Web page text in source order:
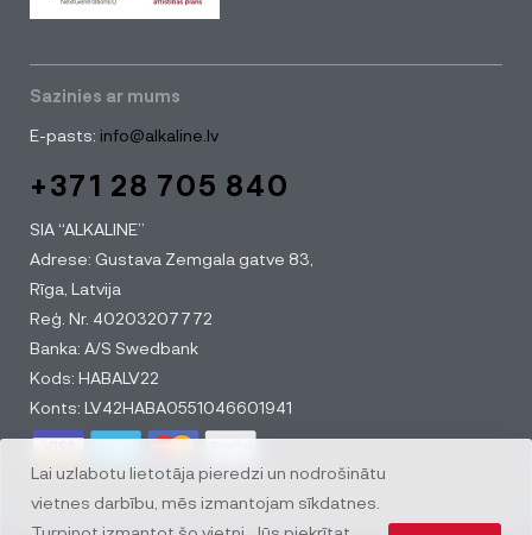
Lai uzlabotu lietotāja pieredzi un nodrošinātu
vietnes darbību, mēs izmantojam sīkdatnes.
Sazinies ar mums
E-pasts: info@alkaline.lv
+371 28 705 840
SIA “ALKALINE”
Adrese: Gustava Zemgala gatve 83,
Rīga, Latvija
Reģ. Nr. 40203207772
Banka: A/S Swedbank
Kods: HABALV22
Konts: LV42HABA0551046601941